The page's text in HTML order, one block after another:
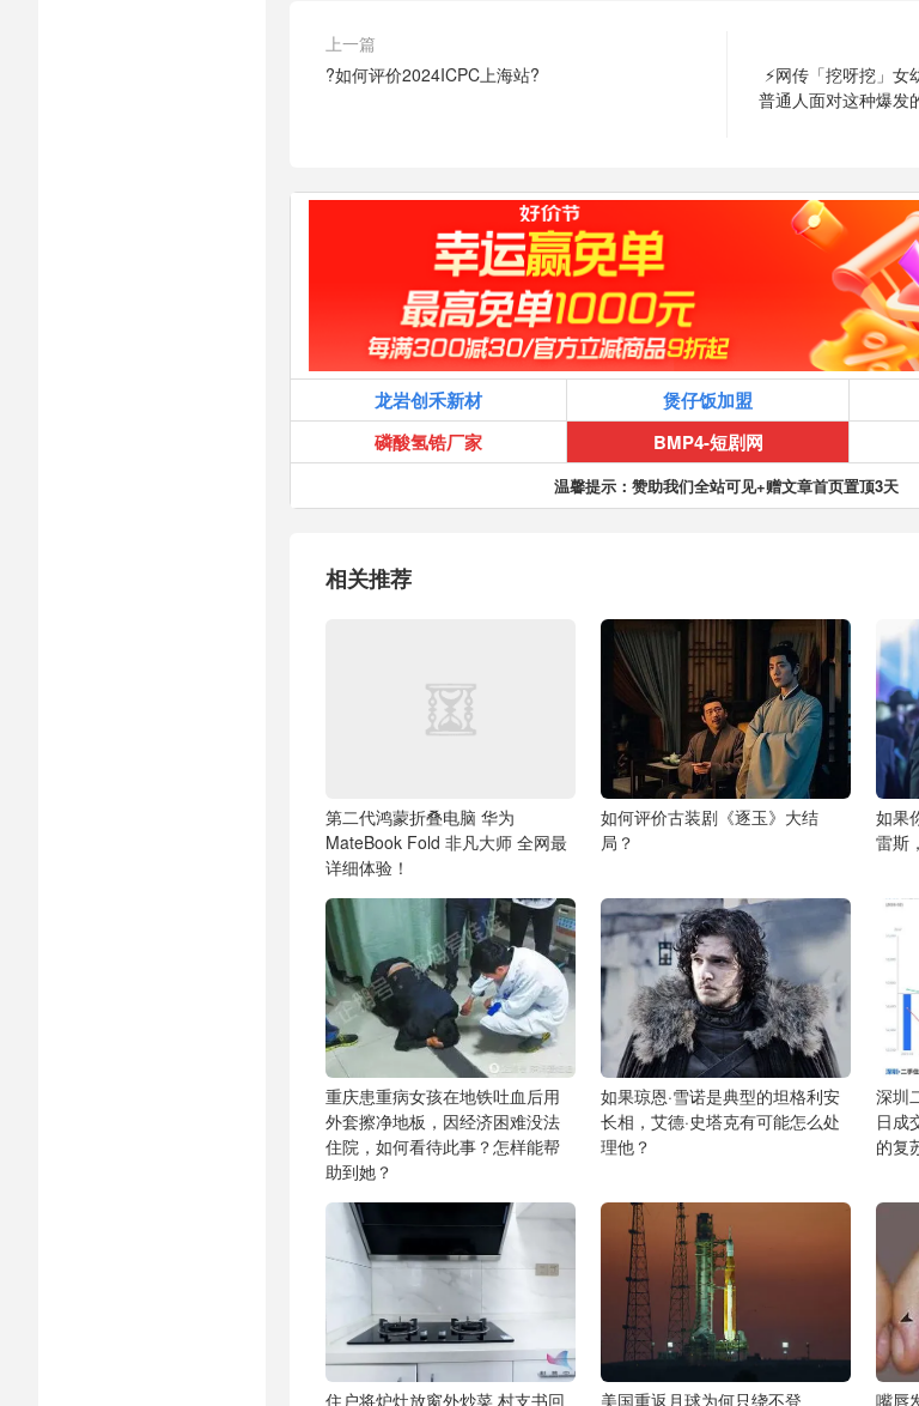
上一篇
?如何评价2024ICPC上海站?
⚡网传「挖呀挖」
普通人面对这种爆发
龙岩创禾新材 煲仔饭加盟
磷酸氢锆厂家
BMP4-短剧网
温馨提示：赞助我们全站可见+赠文章首页置顶3天
相关推荐
第二代鸿蒙折叠电脑 华为
MateBook Fold 非凡大师 全网最
详细体验！
如何评价古装剧《逐玉》大结
局？
如果
雷斯
重庆患重病女孩在地铁吐血后用
外套擦净地板，因经济困难没法
住院，如何看待此事？怎样能帮
助到她？
如果琼恩·雪诺是典型的坦格利安
长相，艾德·史塔克有可能怎么处
理他？
深圳
日成
的复
住户将炉灶放窗外炒菜 村支书回 美国重返月球为何只绕不登 嘴唇